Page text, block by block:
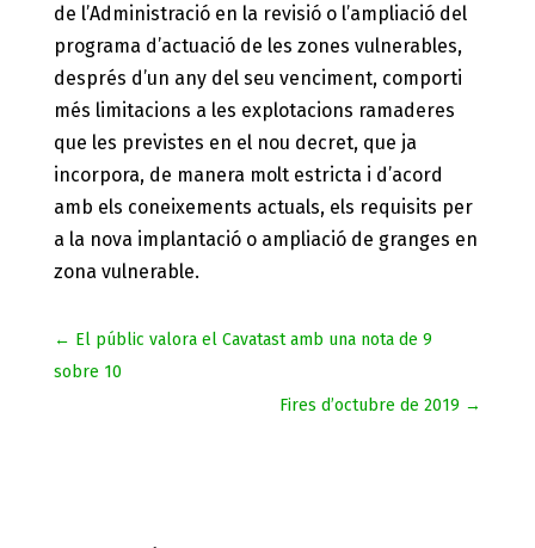
de l’Administració en la revisió o l’ampliació del
programa d’actuació de les zones vulnerables,
després d’un any del seu venciment, comporti
més limitacions a les explotacions ramaderes
que les previstes en el nou decret, que ja
incorpora, de manera molt estricta i d’acord
amb els coneixements actuals, els requisits per
a la nova implantació o ampliació de granges en
zona vulnerable.
← El públic valora el Cavatast amb una nota de 9
sobre 10
Fires d’octubre de 2019 →